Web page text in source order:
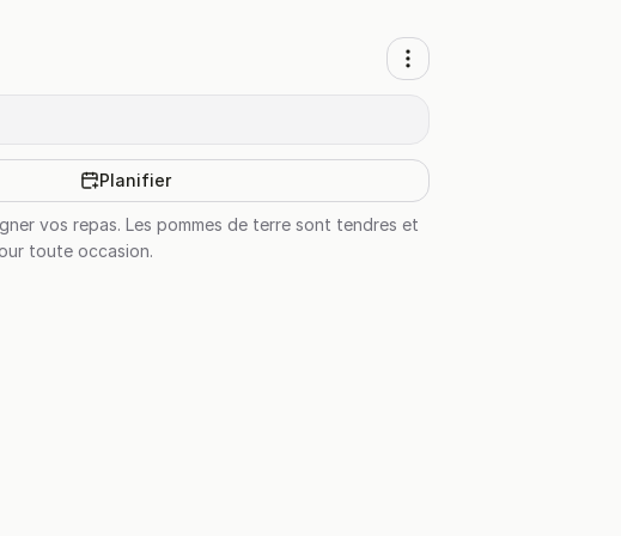
Planifier
vos repas. Les pommes de terre sont tendres et
toute occasion.